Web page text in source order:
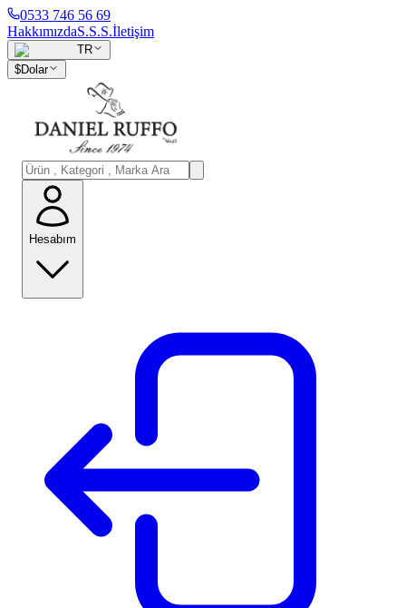
0533 746 56 69
HakkımızdaS.S.S.İletişim
TR
$Dolar
Hesabım